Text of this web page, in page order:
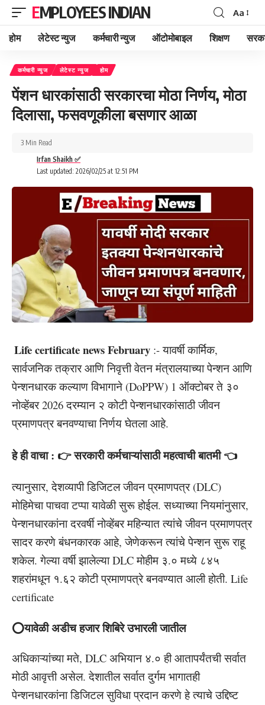
EMPLOYEES INDIAN
Font
Resizer
Aa
होम लेटेस्ट न्युज कर्मचारी न्युज ऑटोमोबाइल शिक्षण
कर्मचारी न्युज लेटेस्ट न्युज होम
पेंशन धारकांसाठी सरकारचा मोठा निर्णय, मोठा
दिलासा, फसवणूकीला बसणार आळा
Last updated: 2026/02/25 at 12:51 PM
Irfan Shaikh ✅
3 Min Read
Life certificate news February :- यावर्षी कार्मिक,
सार्वजनिक तक्रार आणि निवृत्ती वेतन मंत्रालयाच्या पेन्शन आणि
पेन्शनधारक कल्याण विभागाने (DoPPW) 1 ऑक्टोबर ते ३०
नोव्हेंबर 2026 दरम्यान २ कोटी पेन्शनधारकांसाठी जीवन
प्रमाणपत्र बनवण्याचा निर्णय घेतला आहे.
हे ही वाचा : 👉 सरकारी कर्मचाऱ्यांसाठी महत्वाची बातमी 👈
त्यानुसार, देशव्यापी डिजिटल जीवन प्रमाणपत्र (DLC)
मोहिमेचा पाचवा टप्पा यावेळी सुरू होईल. सध्याच्या नियमांनुसार,
पेन्शनधारकांना दरवर्षी नोव्हेंबर महिन्यात त्यांचे जीवन प्रमाणपत्र
सादर करणे बंधनकारक आहे, जेणेकरून त्यांचे पेन्शन सुरू राहू
शकेल. गेल्या वर्षी झालेल्या DLC मोहीम ३.० मध्ये ८४५
शहरांमधून १.६२ कोटी प्रमाणपत्रे बनवण्यात आली होती. Life
certificate
⭕यावेळी अडीच हजार शिबिरे उभारली जातील
अधिकाऱ्यांच्या मते, DLC अभियान ४.० ही आतापर्यंतची सर्वात
मोठी आवृत्ती असेल. देशातील सर्वात दुर्गम भागातही
पेन्शनधारकांना डिजिटल सुविधा प्रदान करणे हे त्याचे उद्दिष्ट